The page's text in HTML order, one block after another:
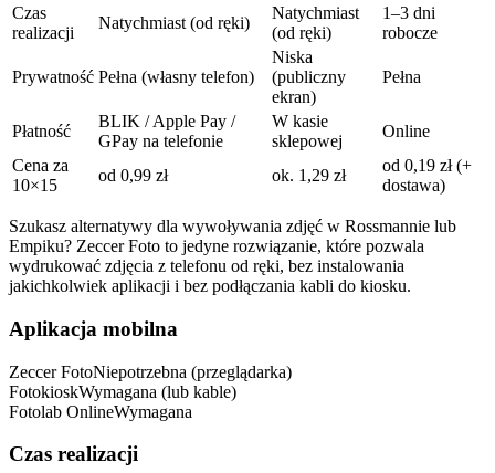
Czas
realizacji
Natychmiast (od ręki)
Natychmiast
(od ręki)
1–3 dni
robocze
Prywatność Pełna (własny telefon)
Niska
(publiczny
ekran)
Pełna
Płatność
BLIK / Apple Pay /
GPay na telefonie
W kasie
sklepowej
Online
Cena za
10×15
od 0,99 zł ok. 1,29 zł
od 0,19 zł (+
dostawa)
Szukasz alternatywy dla wywoływania zdjęć w Rossmannie lub
Empiku? Zeccer Foto to jedyne rozwiązanie, które pozwala
wydrukować zdjęcia z telefonu od ręki, bez instalowania
jakichkolwiek aplikacji i bez podłączania kabli do kiosku.
Aplikacja mobilna
Zeccer FotoNiepotrzebna (przeglądarka)
FotokioskWymagana (lub kable)
Fotolab OnlineWymagana
Czas realizacji